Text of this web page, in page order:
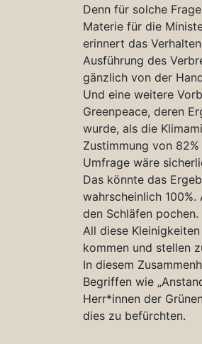
Denn für solche
Materie für die
erinnert das
Ausführung des
gänzlich von der
Und eine weitere
Greenpeace, deren
wurde, als die
Zustimmung von
Umfrage wäre
Das könnte das
wahrscheinlich
den Schläfen pochen.
All diese
kommen und stellen
In diesem
Begriffen wie
Herr*innen der
dies zu befürchten.